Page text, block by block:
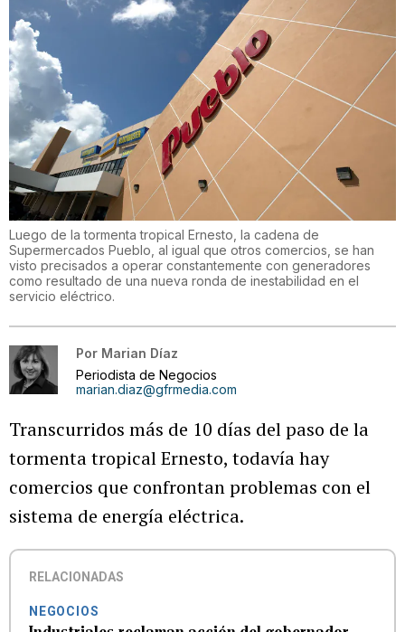
Luego de la tormenta tropical Ernesto, la cadena de
Supermercados Pueblo, al igual que otros comercios, se han
visto precisados a operar constantemente con generadores
como resultado de una nueva ronda de inestabilidad en el
servicio eléctrico.
Por Marian Díaz
Periodista de Negocios
marian.diaz@gfrmedia.com
Transcurridos más de 10 días del paso de la
tormenta tropical Ernesto, todavía hay
comercios que confrontan problemas con el
sistema de energía eléctrica.
RELACIONADAS
NEGOCIOS